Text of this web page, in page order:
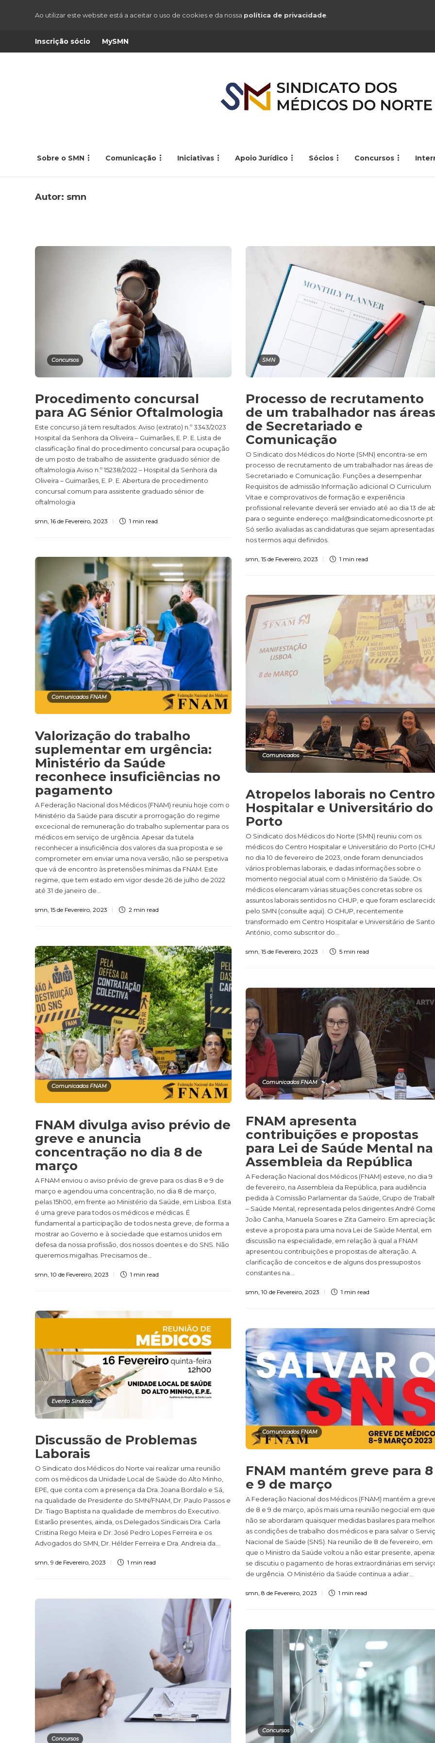
Ao utilizar este website está a aceitar o uso de cookies e da nossa política de privacidade
Inscrição sócio MySMN
Sobre o SMN Comunicação Iniciativas Apoio Jurídico Sócios Concursos
Autor: smn
Concursos
Procedimento concursal
para AG Sénior Oftalmologia
Este concurso já tem resultados: Aviso (extrato) n.º 3343/2023
Hospital da Senhora da Oliveira – Guimarães, E. P. E. Lista de
classificação final do procedimento concursal para ocupação
de um posto de trabalho de assistente graduado sénior de
oftalmologia Aviso n.º 15238/2022 – Hospital da Senhora da
Oliveira – Guimarães, E. P. E. Abertura de procedimento
concursal comum para assistente graduado sénior de
oftalmologia
smn 16 de Fevereiro, 2023 1 min read
SMN
Processo de recrutamento
de um trabalhador nas áreas
de Secretariado e
Comunicação
O Sindicato dos Médicos do Norte (SMN) encontra-se em
processo de recrutamento de um trabalhador nas áreas de
Secretariado e Comunicação. Funções a desempenhar
Requisitos de admissão Informação adicional O Curriculum
Vitae e comprovativos de formação e experiência
profissional relevante deverá ser enviado até ao dia 13 de
para o seguinte endereço: mail@sindicatomedicosnorte.pt
Só serão avaliadas as candidaturas que sejam apresentadas
nos termos aqui definidos.
smn 15 de Fevereiro, 2023 1 min read
Comunicados FNAM
Valorização do trabalho
suplementar em urgência:
Ministério da Saúde
reconhece insuficiências no
pagamento
A Federação Nacional dos Médicos (FNAM) reuniu hoje com o
Ministério da Saúde para discutir a prorrogação do regime
excecional de remuneração do trabalho suplementar para os
médicos em serviço de urgência. Apesar da tutela
reconhecer a insuficiência dos valores da sua proposta e se
comprometer em enviar uma nova versão, não se perspetiva
que vá de encontro às pretensões mínimas da FNAM. Este
regime, que tem estado em vigor desde 26 de julho de 2022
até 31 de janeiro de...
smn 15 de Fevereiro, 2023 2 min read
Comunicados
Atropelos laborais no Centro
Hospitalar e Universitário do
Porto
O Sindicato dos Médicos do Norte (SMN) reuniu com os
médicos do Centro Hospitalar e Universitário do Porto
no dia 10 de fevereiro de 2023, onde foram denunciados
vários problemas laborais, e dadas informações sobre o
momento negocial atual com o Ministério da Saúde. Os
médicos elencaram várias situações concretas sobre os
assuntos laborais sentidos no CHUP, e que foram
pelo SMN (consulte aqui). O CHUP, recentemente
transformado em Centro Hospitalar e Universitário de Santo
António, como subscritor do...
smn 15 de Fevereiro, 2023 5 min read
Comunicados FNAM
FNAM divulga aviso prévio de
greve e anuncia
concentração no dia 8 de
março
A FNAM enviou o aviso prévio de greve para os dias 8 e 9 de
março e agendou uma concentração, no dia 8 de março,
pelas 15h00, em frente ao Ministério da Saúde, em Lisboa. Esta
é uma greve para todos os médicos e médicas. É
fundamental a participação de todos nesta greve, de forma a
mostrar ao Governo e à sociedade que estamos unidos em
defesa da nossa profissão, dos nossos doentes e do SNS. Não
queremos migalhas. Precisamos de...
smn 10 de Fevereiro, 2023 1 min read
Comunicados FNAM
FNAM apresenta
contribuições e propostas
para Lei de Saúde Mental na
Assembleia da República
A Federação Nacional dos Médicos (FNAM) esteve, no dia 9
de fevereiro, na Assembleia da República, para audiência
pedida à Comissão Parlamentar da Saúde, Grupo de
– Saúde Mental, representada pelos dirigentes André
João Canha, Manuela Soares e Zita Gameiro. Em
esteve a proposta para uma nova Lei de Saúde Mental, em
discussão na especialidade, em relação à qual a FNAM
apresentou contribuições e propostas de alteração. A
clarificação de conceitos e de alguns dos pressupostos
constantes na...
smn, 10 de Fevereiro, 2023 1 min read
Evento Sindical
Discussão de Problemas
Laborais
O Sindicato dos Médicos do Norte vai realizar uma reunião
com os médicos da Unidade Local de Saúde do Alto Minho,
EPE, que conta com a presença da Dra. Joana Bordalo e Sá,
na qualidade de Presidente do SMN/FNAM, Dr. Paulo Passos e
Dr. Tiago Baptista na qualidade de membros do Executivo.
Estarão presentes, ainda, os Delegados Sindicais Dra. Carla
Cristina Rego Meira e Dr. José Pedro Lopes Ferreira e os
Advogados do SMN, Dr. Hélder Ferreira e Dra. Andreia da...
smn 9 de Fevereiro, 2023 1 min read
Comunicados FNAM
FNAM mantém greve para 8
e 9 de março
A Federação Nacional dos Médicos (FNAM) mantém a
de 8 e 9 de março, após mais uma reunião negocial em que
não se abordaram quaisquer medidas basilares para
as condições de trabalho dos médicos e para salvar o
Nacional de Saúde (SNS). Na reunião de 8 de fevereiro, em
que o Ministro da Saúde voltou a não estar presente,
se discutiu o pagamento de horas extraordinárias em
de urgência. O Ministério da Saúde continua a adiar...
smn 8 de Fevereiro, 2023 1 min read
Concursos
Concursos